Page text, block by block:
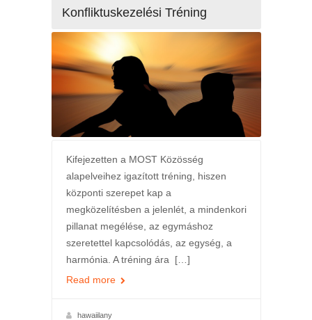
Konfliktuskezelési Tréning
Kifejezetten a MOST Közösség
alapelveihez igazított tréning, hiszen
központi szerepet kap a
megközelítésben a jelenlét, a mindenkori
pillanat megélése, az egymáshoz
szeretettel kapcsolódás, az egység, a
harmónia. A tréning ára […]
Read more
hawaiilany